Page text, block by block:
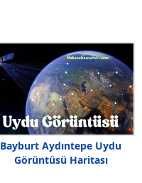
Bayburt Aydıntepe Uydu
Görüntüsü Haritası